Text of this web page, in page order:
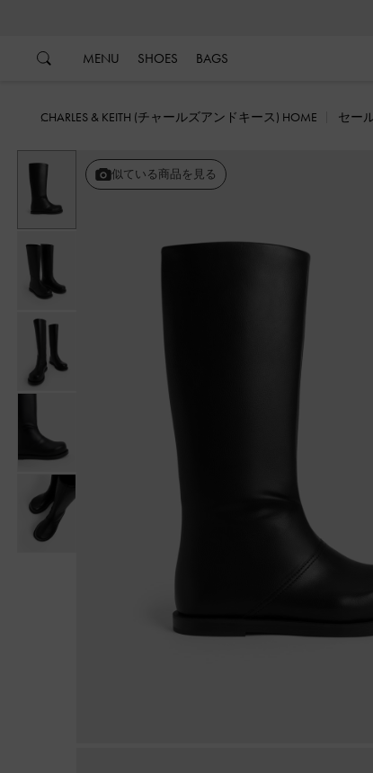
MENU SHOES BAGS
CHARLES & KEITH (チャールズアンドキース) HOME セー
似ている商品を見る